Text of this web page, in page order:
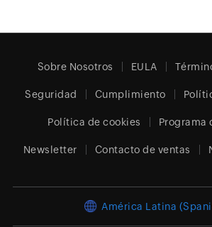
Sobre Nosotros EULA
Seguridad Cumplimiento
Política de cookies Programa
Newsletter Contacto de ventas
América Latina